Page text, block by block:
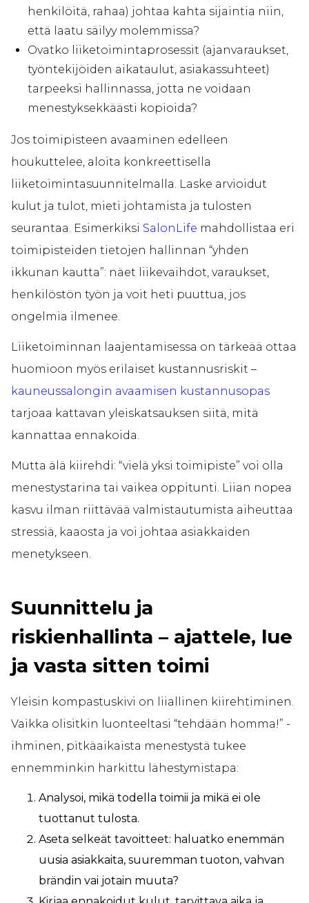
henkilöitä, rahaa) johtaa kahta sijaintia niin,
että laatu säilyy molemmissa?
Ovatko liiketoimintaprosessit (ajanvaraukset,
työntekijöiden aikataulut, asiakassuhteet)
tarpeeksi hallinnassa, jotta ne voidaan
menestyksekkäästi kopioida?
Jos toimipisteen avaaminen edelleen
houkuttelee, aloita konkreettisella
liiketoimintasuunnitelmalla. Laske arvioidut
kulut ja tulot, mieti johtamista ja tulosten
seurantaa. Esimerkiksi SalonLife mahdollistaa eri
toimipisteiden tietojen hallinnan “yhden
ikkunan kautta”: näet liikevaihdot, varaukset,
henkilöstön työn ja voit heti puuttua, jos
ongelmia ilmenee.
Liiketoiminnan laajentamisessa on tärkeää ottaa
huomioon myös erilaiset kustannusriskit –
kauneussalongin avaamisen kustannusopas
tarjoaa kattavan yleiskatsauksen siitä, mitä
kannattaa ennakoida.
Mutta älä kiirehdi: “vielä yksi toimipiste” voi olla
menestystarina tai vaikea oppitunti. Liian nopea
kasvu ilman riittävää valmistautumista aiheuttaa
stressiä, kaaosta ja voi johtaa asiakkaiden
menetykseen.
Suunnittelu ja
riskienhallinta – ajattele, lue
ja vasta sitten toimi
Yleisin kompastuskivi on liiallinen kiirehtiminen.
Vaikka olisitkin luonteeltasi “tehdään homma!” -
ihminen, pitkäaikaista menestystä tukee
ennemminkin harkittu lähestymistapa:
Analysoi, mikä todella toimii ja mikä ei ole
tuottanut tulosta.
Aseta selkeät tavoitteet: haluatko enemmän
uusia asiakkaita, suuremman tuoton, vahvan
brändin vai jotain muuta?